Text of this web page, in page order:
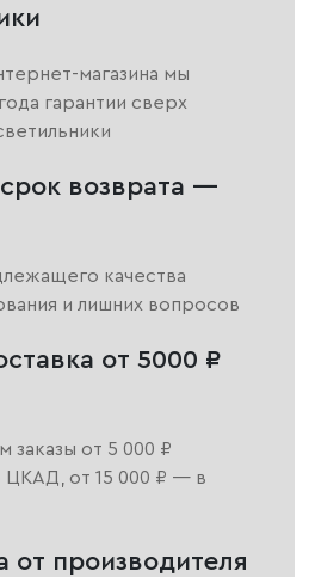
магазина мы
гарантии сверх
возврата —
качества
и лишних вопросов
от 5000 ₽
заказы от 5 000 ₽
от 15 000 ₽ — в
от производителя